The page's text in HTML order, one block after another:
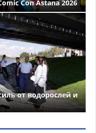
Con Astana 2026
от водорослей и